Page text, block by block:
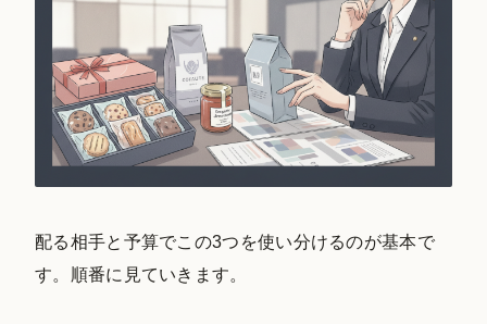
配る相手と予算でこの3つを使い分けるのが基本で
す。順番に見ていきます。